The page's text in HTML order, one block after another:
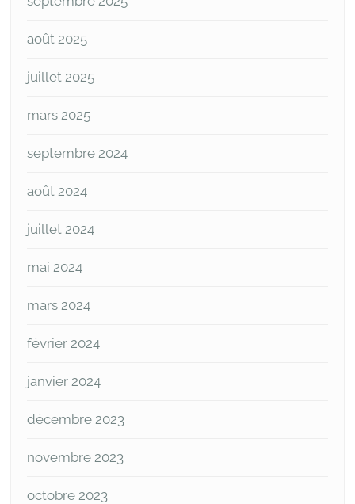
août 2025
juillet 2025
mars 2025
septembre 2024
août 2024
juillet 2024
mai 2024
mars 2024
février 2024
janvier 2024
décembre 2023
novembre 2023
octobre 2023